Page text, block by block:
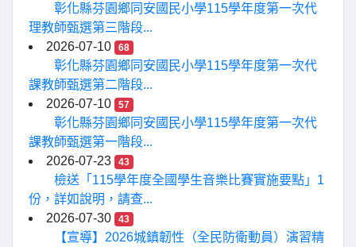
彰化縣芬園鄉同安國民小學115學年度第一次代
理教師甄選第三階段...
2026-07-10
68
彰化縣芬園鄉同安國民小學115學年度第一次代
課教師甄選第二階段...
2026-07-10
57
彰化縣芬園鄉同安國民小學115學年度第一次代
課教師甄選第一階段...
2026-07-23
43
檢送「115學年度全國學生音樂比賽實施要點」1
份，詳如說明，請查...
2026-07-30
43
【宣導】2026城鎮韌性（全民防衛動員）演習精